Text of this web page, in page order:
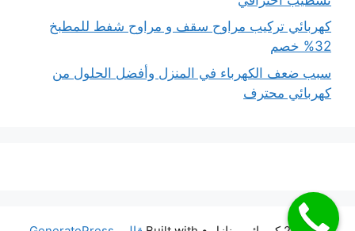
كهربائي تركيب مراوح سقف و مراوح شفط للمطبخ
32% خصم
سبب ضعف الكهرباء في المنزل وأفضل الحلول من
كهربائي محترف